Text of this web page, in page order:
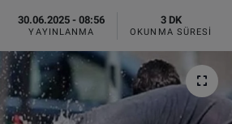
30.06.2025 - 08:56
YAYINLANMA
3 DK
OKUNMA SÜRESI